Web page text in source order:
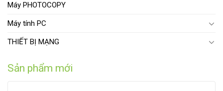
Máy PHOTOCOPY
Máy tính PC
THIẾT BỊ MẠNG
Sản phẩm mới